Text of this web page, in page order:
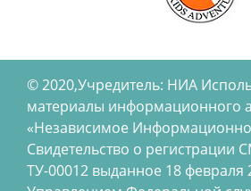
© 2020,Учредитель: НИА
материалы информационного
«Независимое
Свидетельство о
ТУ-00012 выданное 18 февраля